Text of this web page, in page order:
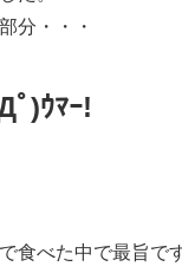
分・・・
ﾟ)ｳﾏｰ!
食べた中で最旨で